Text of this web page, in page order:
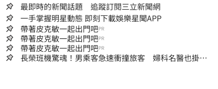
最即時的新聞話題 追蹤訂閱三立新聞網
一手掌握明星動態 即刻下載娛樂星聞APP
帶著皮克敏一起出門吧PR
帶著皮克敏一起出門吧PR
帶著皮克敏一起出門吧PR
長榮班機驚魂！男乘客急速衝撞旅客 婦科名醫也掛